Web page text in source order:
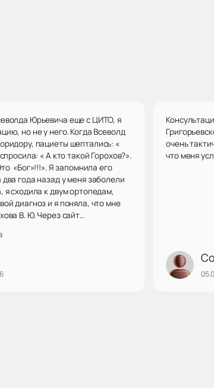
Юрьевича еще с ЦИТО, я
но не у него. Когда Всеволд
пациеты шептались: «
« А кто такой Горохов?».
«Бог»!!!». Я запомнила его
года назад у меня заболели
я сходила к двум ортопедам,
диагноз и я поняла, что мне
В. Ю. Через сайт
сказал точный диагноз,
Решили попробывать
делает
уверенно, точно в межсуставную
очень
что меня